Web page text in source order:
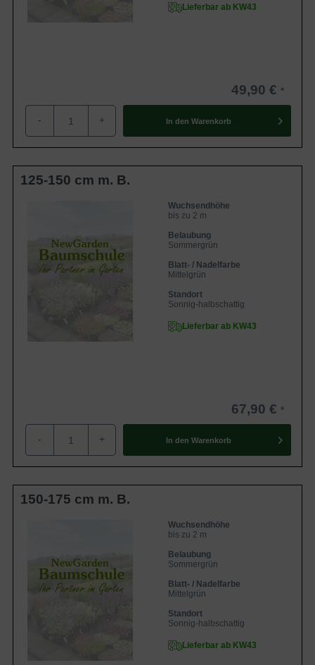
Lieferbar ab KW43
49,90 €
- + In den Warenkorb
125-150 cm m. B.
Wuchsendhöhe
bis zu 2 m
Belaubung
Sommergrün
Blatt- / Nadelfarbe
Mittelgrün
Standort
Sonnig-halbschattig
Lieferbar ab KW43
67,90 €
- + In den Warenkorb
150-175 cm m. B.
Wuchsendhöhe
bis zu 2 m
Belaubung
Sommergrün
Blatt- / Nadelfarbe
Mittelgrün
Standort
Sonnig-halbschattig
Lieferbar ab KW43